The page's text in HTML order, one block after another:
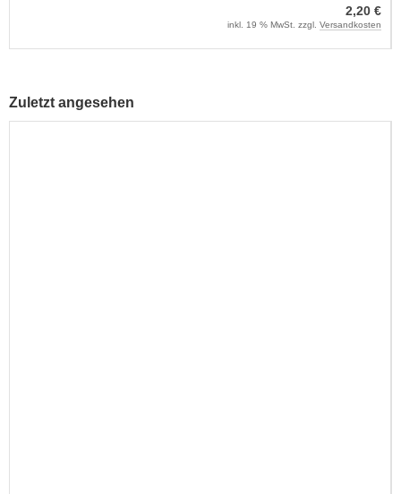
2,20 €
inkl. 19 % MwSt. zzgl. Versandkosten
Zuletzt angesehen